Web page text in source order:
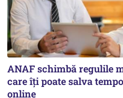
ANAF schimbă regulile
care îți poate salva
online